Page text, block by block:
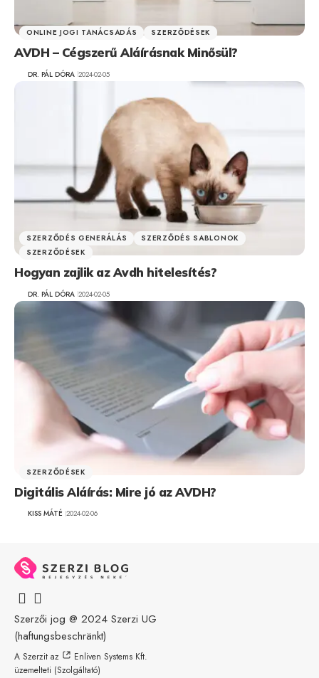
ONLINE JOGI TANÁCSADÁS SZERZŐDÉSEK
AVDH – Cégszerű Aláírásnak Minősül?
DR. PÁL DÓRA 2024-02-05
SZERZŐDÉS GENERÁLÁS
SZERZŐDÉS SABLONOK
SZERZŐDÉSEK
Hogyan zajlik az Avdh hitelesítés?
DR. PÁL DÓRA 2024-02-05
SZERZŐDÉSEK
Digitális Aláírás: Mire jó az AVDH?
KISS MÁTÉ 2024-02-06
Szerzői jog @ 2024 Szerzi UG
(haftungsbeschränkt)
A Szerzit az
Enliven Systems Kft.
üzemelteti (Szolgáltató)